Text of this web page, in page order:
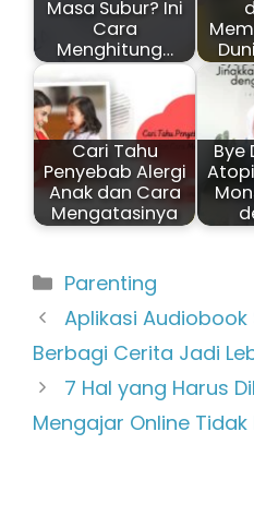
Masa Subur? Ini
Cara
Menghitung…
Cari Tahu
Penyebab Alergi
Anak dan Cara
Mengatasinya
Bye
Kategori
Parenting
Aplikasi
Berbagi Cerita Jadi
7 Hal yang Harus
Mengajar Online